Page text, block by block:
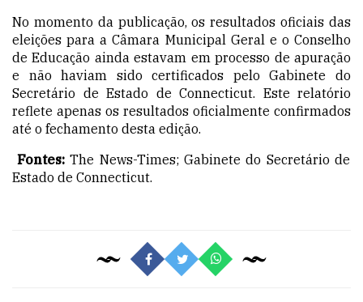
No momento da publicação, os resultados oficiais das
eleições para a Câmara Municipal Geral e o Conselho
de Educação ainda estavam em processo de apuração
e não haviam sido certificados pelo Gabinete do
Secretário de Estado de Connecticut. Este relatório
reflete apenas os resultados oficialmente confirmados
até o fechamento desta edição.
Fontes: The News-Times; Gabinete do Secretário de
Estado de Connecticut.